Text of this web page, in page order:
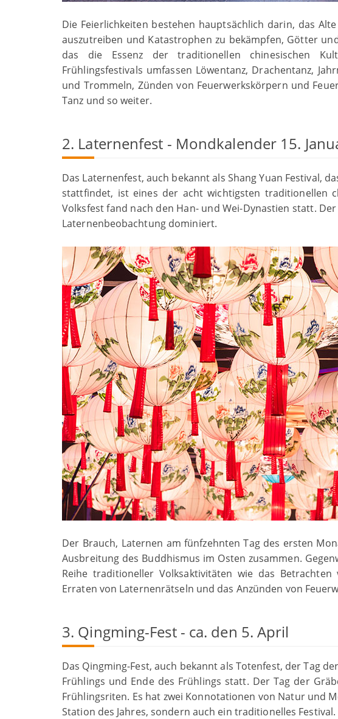
Die Feierlichkeiten bestehen hauptsächlich darin, das
auszutreiben und Katastrophen zu bekämpfen, Götter
das die Essenz der traditionellen chinesischen
Frühlingsfestivals umfassen Löwentanz, Drachentanz,
und Trommeln, Zünden von Feuerwerkskörpern und
Tanz und so weiter.
2. Laternenfest - Mondkalender 15.
Das Laternenfest, auch bekannt als Shang Yuan Festival,
stattfindet, ist eines der acht wichtigsten traditionellen
Volksfest fand nach den Han- und Wei-Dynastien statt.
Laternenbeobachtung dominiert.
Der Brauch, Laternen am fünfzehnten Tag des ersten
Ausbreitung des Buddhismus im Osten zusammen.
Reihe traditioneller Volksaktivitäten wie das
Erraten von Laternenrätseln und das Anzünden von
3. Qingming-Fest - ca. den 5. April
Das Qingming-Fest, auch bekannt als Totenfest, der Tag
Frühlings und Ende des Frühlings statt. Der Tag der
Frühlingsriten. Es hat zwei Konnotationen von Natur und
Station des Jahres, sondern auch ein traditionelles Festival.